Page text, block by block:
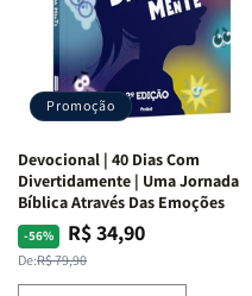
Alves
Alves
Promoção
Devocional | 40 Dias Com
Divertidamente | Uma Jornada
Bíblica Através Das Emoções
-56%
Preço
normal
De:R$ 79,90
Preço
promocional
R$ 34,90